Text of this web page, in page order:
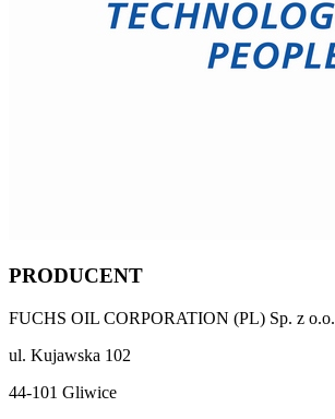
PRODUCENT
FUCHS OIL CORPORATION (PL) Sp. z o.o.
ul. Kujawska 102
44-101 Gliwice